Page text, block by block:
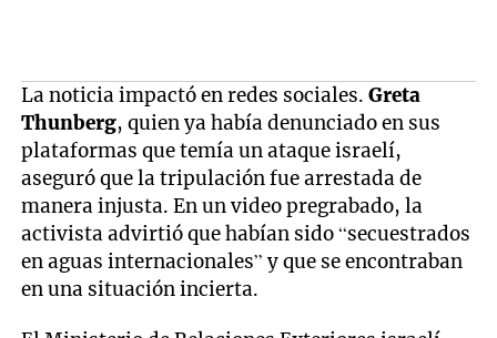
La noticia impactó en redes sociales.Greta
Thunberg, quien ya había denunciado en sus
plataformas que temía un ataque israelí,
aseguró que la tripulación fue arrestada de
manera injusta. En un video pregrabado, la
activista advirtió que habían sido “secuestrados
en aguas internacionales” y que se encontraban
en una situación incierta.